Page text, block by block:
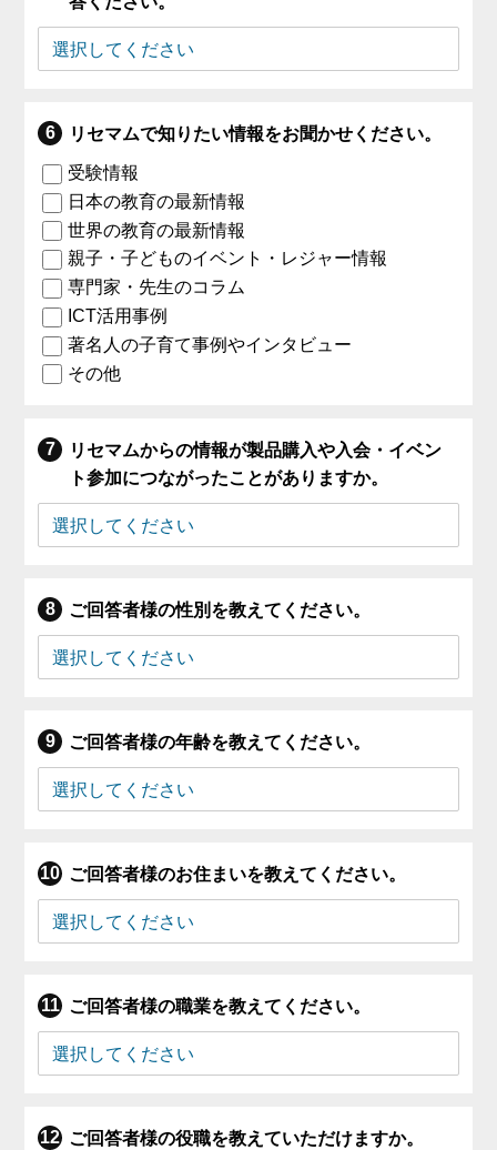
リセマムで知りたい情報をお聞かせください。
受験情報
日本の教育の最新情報
世界の教育の最新情報
親子・子どものイベント・レジャー情報
専門家・先生のコラム
ICT活用事例
著名人の子育て事例やインタビュー
その他
リセマムからの情報が製品購入や入会・イベン
ト参加につながったことがありますか。
ご回答者様の性別を教えてください。
ご回答者様の年齢を教えてください。
ご回答者様のお住まいを教えてください。
ご回答者様の職業を教えてください。
ご回答者様の役職を教えていただけますか。